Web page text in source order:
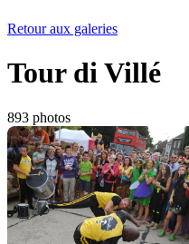
Retour aux galeries
Tour di Villé
893 photos